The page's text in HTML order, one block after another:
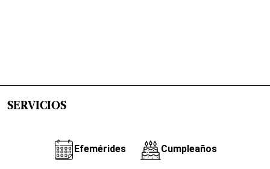
SERVICIOS
Efemérides Cumpleaños